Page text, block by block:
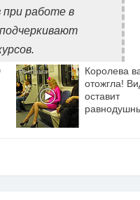
при работе в
Королева
отожгла!
оставит